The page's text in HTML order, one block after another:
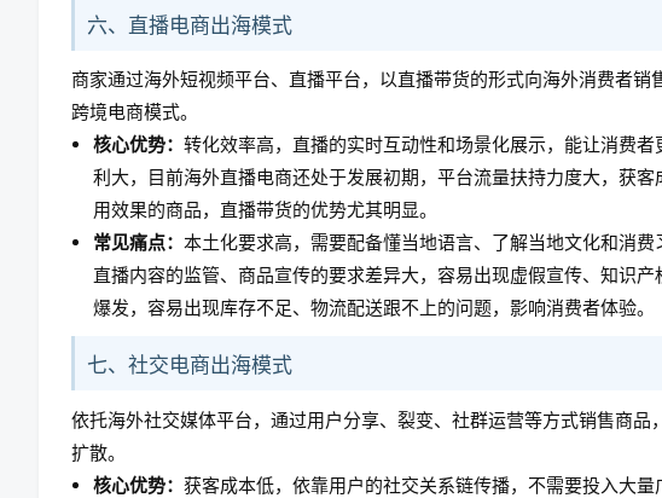
六、直播电商出海模式
商家通过海外短视频平台、直播平台，以直播带货的形式向海外消费者
跨境电商模式。
核心优势： 转化效率高，直播的实时互动性和场景化展示，能让消费
利大，目前海外直播电商还处于发展初期，平台流量扶持力度大，获
用效果的商品，直播带货的优势尤其明显。
常见痛点： 本土化要求高，需要配备懂当地语言、了解当地文化和消
直播内容的监管、商品宣传的要求差异大，容易出现虚假宣传、知识
爆发，容易出现库存不足、物流配送跟不上的问题，影响消费者体验。
七、社交电商出海模式
依托海外社交媒体平台，通过用户分享、裂变、社群运营等方式销售商
扩散。
核心优势： 获客成本低，依靠用户的社交关系链传播，不需要投入大